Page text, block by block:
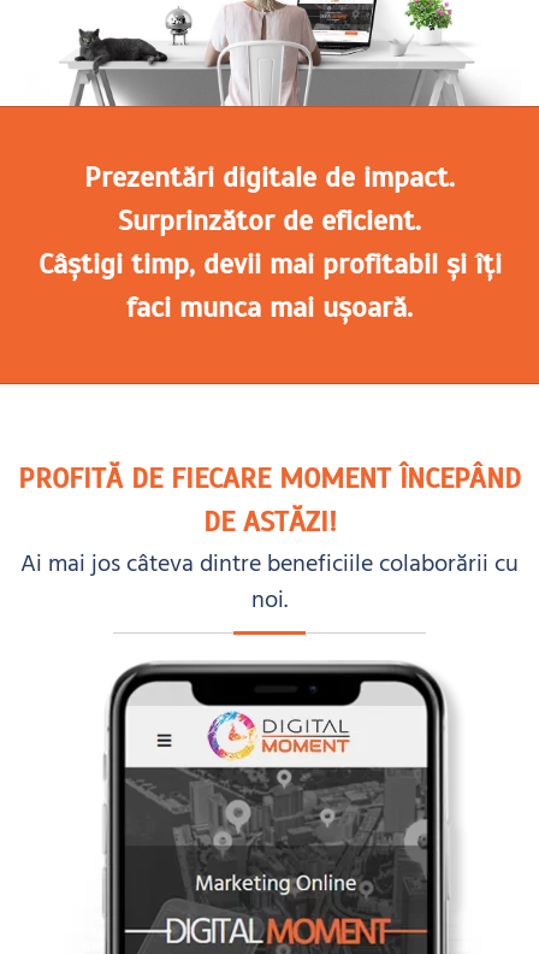
Prezentări digitale de impact.
Surprinzător de eficient.
Câștigi timp, devii mai profitabil și îți
faci munca mai ușoară.
PROFITĂ DE FIECARE MOMENT ÎNCEPÂND
DE ASTĂZI!
Ai mai jos câteva dintre beneficiile colaborării cu
noi.